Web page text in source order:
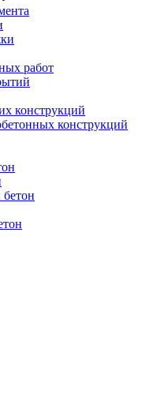
работ
конструкций
конструкций